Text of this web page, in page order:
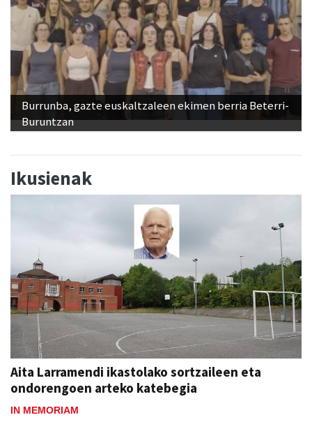
Burrunba, gazte euskaltzaleen ekimen berria Beterri-
Buruntzan
Ikusienak
Aita Larramendi ikastolako sortzaileen eta
ondorengoen arteko katebegia
IN MEMORIAM